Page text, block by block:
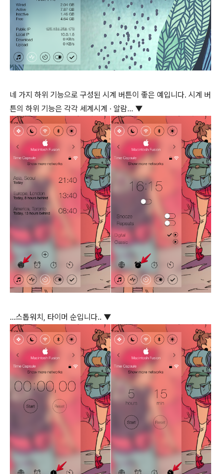
네 가지 하위 기능으로 구성된 시계 버튼이 좋은 예입니다. 시계 버
튼의 하위 기능은 각각 세계시계 ∙ 알람… ▼
…스톱워치, 타이머 순입니다.. ▼